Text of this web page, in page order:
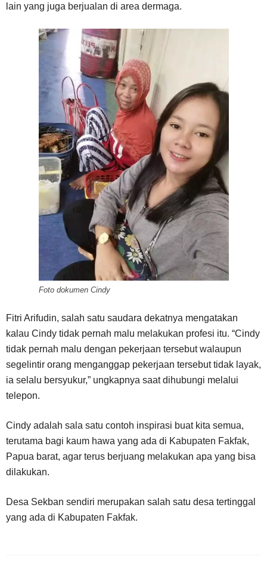
lain yang juga berjualan di area dermaga.
Foto dokumen Cindy
Fitri Arifudin, salah satu saudara dekatnya mengatakan
kalau Cindy tidak pernah malu melakukan profesi itu. “Cindy
tidak pernah malu dengan pekerjaan tersebut walaupun
segelintir orang menganggap pekerjaan tersebut tidak layak,
ia selalu bersyukur,” ungkapnya saat dihubungi melalui
telepon.
Cindy adalah sala satu contoh inspirasi buat kita semua,
terutama bagi kaum hawa yang ada di Kabupaten Fakfak,
Papua barat, agar terus berjuang melakukan apa yang bisa
dilakukan.
Desa Sekban sendiri merupakan salah satu desa tertinggal
yang ada di Kabupaten Fakfak.